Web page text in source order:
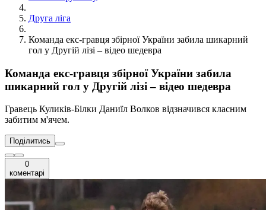
Друга ліга
Команда екс-гравця збірної України забила шикарний
гол у Другій лізі – відео шедевра
Команда екс-гравця збірної України забила
шикарний гол у Другій лізі – відео шедевра
Гравець Куликів-Білки Даниїл Волков відзначився класним
забитим м'ячем.
Поділитись
0
коментарі